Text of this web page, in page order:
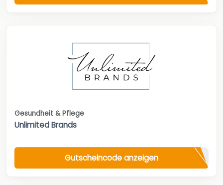
Gesundheit & Pflege
Unlimited Brands
Gutscheincode anzeigen